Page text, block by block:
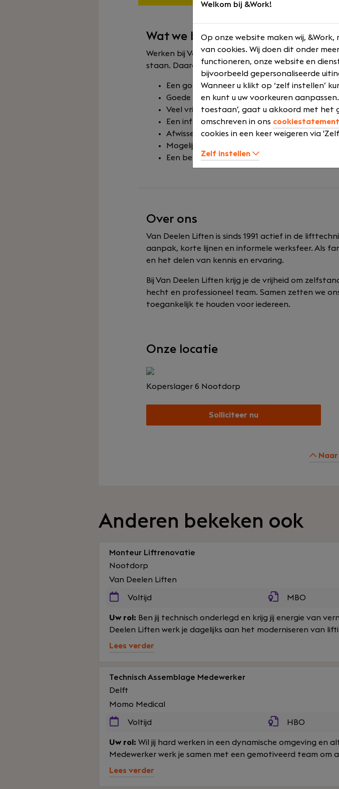
Wat we bieden
Werken bij Van Deelen Liften betekent werken in
staan. Daarom bieden wij jou:
Een goed salaris passend bij jouw kennis en
Goede secundaire arbeidsvoorwaarden
Veel vrijheid en verantwoordelijkheid in je
Een informele en gezellige werksfeer
Afwisselend werk op verschillende locaties
Mogelijkheden voor opleiding en persoonlijke
Een betrokken team waarin kennis en
Over ons
Van Deelen Liften is sinds 1991 actief in de
aanpak, korte lijnen en informele werksfeer. Als
en het delen van kennis en ervaring.
Bij Van Deelen Liften krijg je de vrijheid om
hecht en professioneel team. Samen zetten we
toegankelijk te houden voor iedereen.
Onze locatie
Koperslager 6 Nootdorp
Solliciteer nu
Naar
Anderen bekeken ook
Monteur Liftrenovatie
Nootdorp
Van Deelen Liften
Voltijd MBO
Uw rol: Ben jij technisch onderlegd en krijg jij energie van
Deelen Liften werk je dagelijks aan het moderniseren van
Lees verder
Technisch Assemblage Medewerker
Delft
Momo Medical
Voltijd HBO
Uw rol: Wil jij hard werken in een dynamische omgeving en
Medewerker werk je samen met een gemotiveerd team om
Lees verder
Welkom bij &Work!
Op onze website maken wij,
van cookies. Wij doen dit onder
functioneren, onze website en
bijvoorbeeld gepersonaliseerde
Wanneer u klikt op ‘zelf instellen’
en kunt u uw voorkeuren
toestaan’, gaat u akkoord met het
omschreven in ons cookiestatement
cookies in een keer weigeren via
Zelf instellen